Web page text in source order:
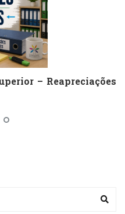
– Reapreciações